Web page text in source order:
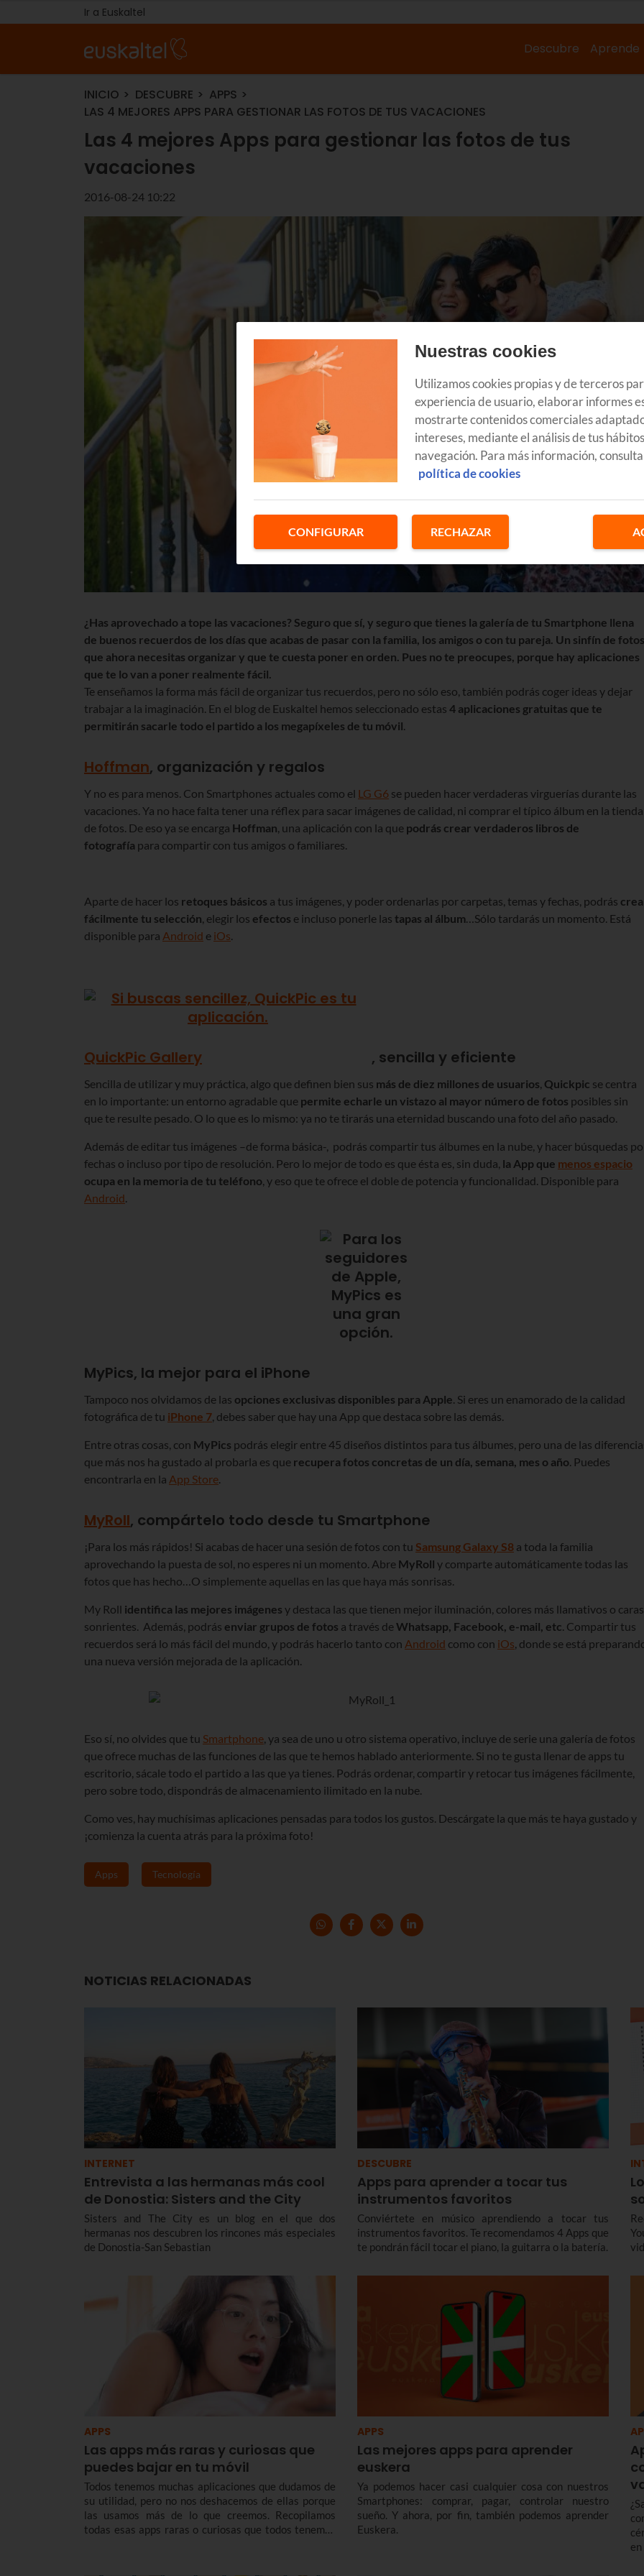
Ir a Euskaltel
Descubre Aprende
INICIO DESCUBRE
APPS
LAS 4 MEJORES APPS PARA GESTIONAR LAS FOTOS DE TUS VACACIONES
Las 4 mejores Apps para gestionar las fotos de tus
vacaciones
2016-08-24 10:22
¿Has aprovechado a tope las vacaciones? Seguro que sí, y seguro que tienes la galería de tu Smartphone llena
de buenos recuerdos de los días que acabas de pasar con la familia, los amigos o con tu pareja. Un sinfín de fotos
que ahora necesitas organizar y que te cuesta poner en orden. Pues no te preocupes, porque hay aplicaciones
que te lo van a poner realmente fácil.
Te enseñamos la forma más fácil de organizar tus recuerdos, pero no sólo eso, también podrás coger ideas y dejar
trabajar a la imaginación. En el blog de Euskaltel hemos seleccionado estas 4 aplicaciones gratuitas que te
permitirán sacarle todo el partido a los megapíxeles de tu móvil
Hoffman, organización y regalos
Y no es para menos. Con Smartphones actuales como el LG G6 se pueden hacer verdaderas virguerías durante las
vacaciones. Ya no hace falta tener una réflex para sacar imágenes de calidad, ni comprar el típico álbum en la tienda
de fotos. De eso ya se encarga Hoffman , una aplicación con la que podrás crear verdaderos libros de
fotografía para compartir con tus amigos o familiares.
Aparte de hacer los retoques básicos a tus imágenes, y poder ordenarlas por carpetas, temas y fechas, podrás
fácilmente tu selección , elegir los efectos e incluso ponerle las tapas al álbum …Sólo tardarás un momento. Está
disponible para Android e iOs
QuickPic Gallery , sencilla y eficiente
Sencilla de utilizar y muy práctica, algo que definen bien sus más de diez millones de usuarios Quickpic se centra
en lo importante: un entorno agradable que permite echarle un vistazo al mayor número de fotos posibles sin
que te resulte pesado. O lo que es lo mismo: ya no te tirarás una eternidad buscando una foto del año pasado.
Además de editar tus imágenes –de forma básica-, podrás compartir tus álbumes en la nube, y hacer búsquedas
fechas o incluso por tipo de resolución. Pero lo mejor de todo es que ésta es, sin duda, la App que menos espacio
ocupa en la memoria de tu teléfono , y eso que te ofrece el doble de potencia y funcionalidad. Disponible para
Android
MyPics, la mejor para el iPhone
Tampoco nos olvidamos de las opciones exclusivas disponibles para Apple . Si eres un enamorado de la calidad
fotográfica de tu iPhone 7 , debes saber que hay una App que destaca sobre las demás.
Entre otras cosas, con MyPics podrás elegir entre 45 diseños distintos para tus álbumes, pero una de las
que más nos ha gustado al probarla es que recupera fotos concretas de un día, semana, mes o año . Puedes
encontrarla en la App Store
MyRoll, compártelo todo desde tu Smartphone
¡Para los más rápidos! Si acabas de hacer una sesión de fotos con tu Samsung Galaxy S8 a toda la familia
aprovechando la puesta de sol, no esperes ni un momento. Abre MyRoll y comparte automáticamente todas las
fotos que has hecho…O simplemente aquellas en las que haya más sonrisas.
My Roll identifica las mejores imágenes y destaca las que tienen mejor iluminación, colores más llamativos o caras
sonrientes. Además, podrás enviar grupos de fotos a través deWhatsapp, Facebook, e-mail, etc . Compartir tus
recuerdos será lo más fácil del mundo, y podrás hacerlo tanto con Android como con iOs , donde se está
una nueva versión mejorada de la aplicación.
Eso sí, no olvides que tu Smartphone , ya sea de uno u otro sistema operativo, incluye de serie una galería de fotos
que ofrece muchas de las funciones de las que te hemos hablado anteriormente. Si no te gusta llenar de apps tu
escritorio, sácale todo el partido a las que ya tienes. Podrás ordenar, compartir y retocar tus imágenes fácilmente,
pero sobre todo, dispondrás de almacenamiento ilimitado en la nube.
Como ves, hay muchísimas aplicaciones pensadas para todos los gustos. Descárgate la que más te haya gustado y
¡comienza la cuenta atrás para la próxima foto!
Apps Tecnología
NOTICIAS RELACIONADAS
INTERNET
Entrevista a las hermanas más cool
de Donostia: Sisters and the City
Sisters and The City es un blog en el que dos
hermanas nos descubren los rincones más especiales
de Donostia-San Sebastian
DESCUBRE
Apps para aprender a tocar tus
instrumentos favoritos
Conviértete en músico aprendiendo a tocar tus
instrumentos favoritos. Te recomendamos 4 Apps que
te pondrán fácil tocar el piano, la guitarra o la batería.
APPS
Las apps más raras y curiosas que
puedes bajar en tu móvil
Todos tenemos muchas aplicaciones que dudamos de
su utilidad, pero no nos deshacemos de ellas porque
las usamos más de lo que creemos. Recopilamos
todas esas apps raras o curiosas que todos tenemos
APPS
Las mejores apps para aprender
euskera
Ya podemos hacer casi cualquier cosa con nuestros
Smartphones: comprar, pagar, controlar nuestro
sueño. Y ahora, por fin, también podemos aprender
Euskera.
Nuestras cookies
Utilizamos cookies propias y de terceros
experiencia de usuario, elaborar informes
mostrarte contenidos comerciales
intereses, mediante el análisis de tus
navegación. Para más información,
política de cookies
CONFIGURAR RECHAZAR